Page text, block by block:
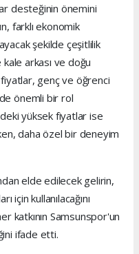
desteğinin önemini
farklı ekonomik
şekilde çeşitlilik
arkası ve doğu
genç ve öğrenci
önemli bir rol
yüksek fiyatlar ise
daha özel bir deneyim
elde edilecek gelirin,
için kullanılacağını
katkının Samsunspor'un
ifade etti.